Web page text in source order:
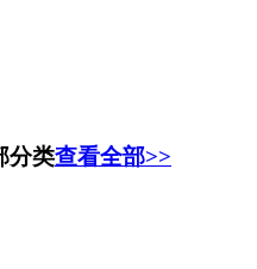
分类查看全部>>